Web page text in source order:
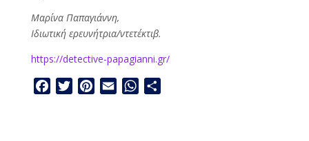
Μαρίνα Παπαγιάννη,
Ιδιωτική ερευνήτρια/ντετέκτιβ.
https://detective-papagianni.gr/
W